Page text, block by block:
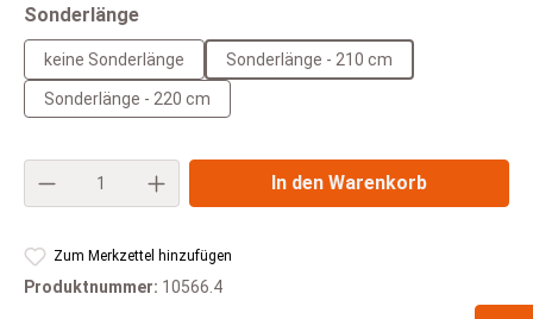
Sonderlängeauswählen
keine Sonderlänge Sonderlänge - 210 cm
Sonderlänge - 220 cm
Produkt Anzahl: Gib den gewünschten
In den Warenkorb
Zum Merkzettel hinzufügen
Produktnummer: 10566.4